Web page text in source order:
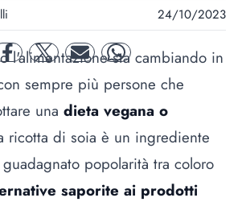
24/10/2023
facebooktwitter mail whatsapp
l'alimentazione sta cambiando in
sempre più persone che
una dieta vegana o
ricotta di soia è un ingrediente
popolarità tra coloro
saporite ai prodotti